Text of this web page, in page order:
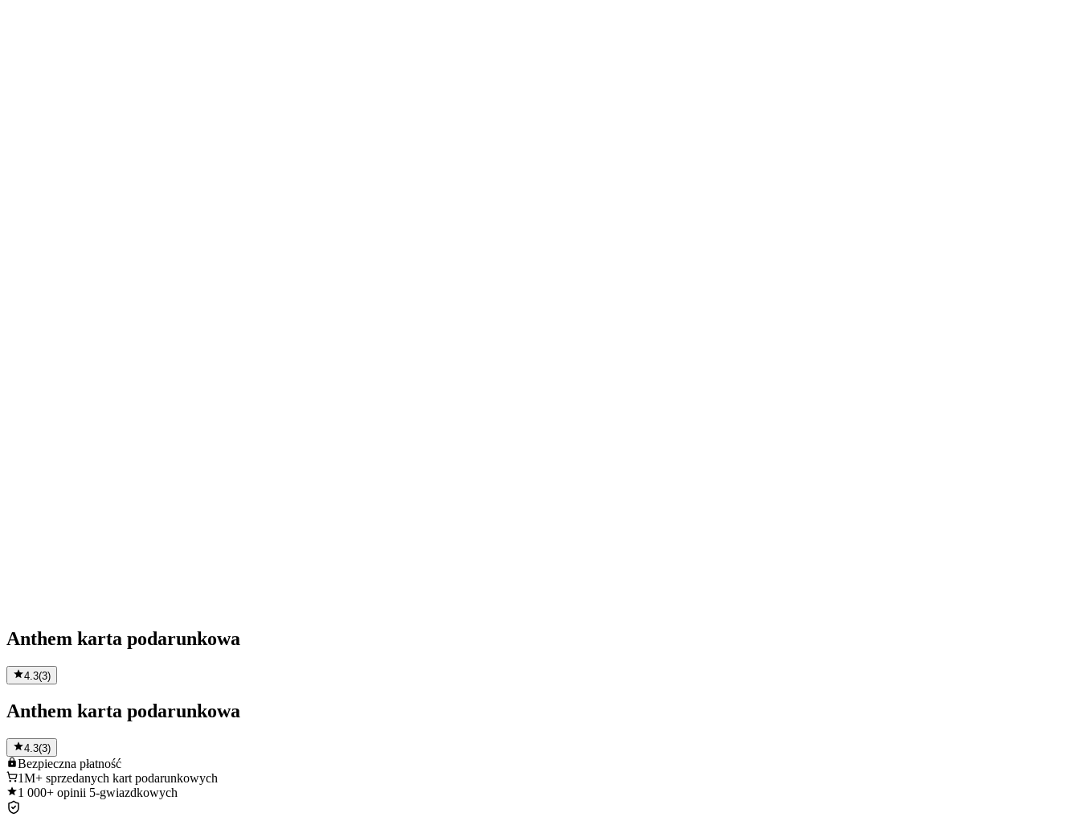
Anthem karta podarunkowa
4.3(3)
Anthem karta podarunkowa
4.3(3)
Bezpieczna płatność
1M+ sprzedanych kart podarunkowych
1 000+ opinii 5-gwiazdkowych